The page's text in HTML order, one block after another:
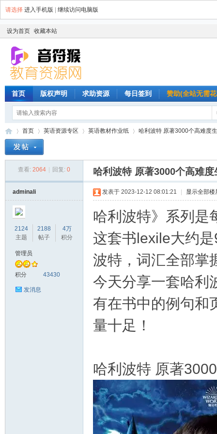
请选择 进入手机版 继续访问电脑版
设为首页 收藏本站
首页 版权声明 求助资源 每日签到 赞助(全站无需
首页
›
英语资源专区 英语教材作业纸
›
哈利波特 原著3000个高难度
查看: 2064 回复: 0 哈利波特 原著3000个高难
adminali
2124
主题
2188
帖子
4万
积分
管理员
积分 43430
发消息
发表于 2023-12-12 08:01:21 显示全部楼
哈利波特》系列是
这套书lexile大约
波特，词汇全部掌
今天分享一套哈利
有在书中的例句和
量十足！
哈利波特 原著